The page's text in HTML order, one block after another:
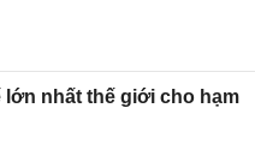
lớn nhất thế giới cho hạm